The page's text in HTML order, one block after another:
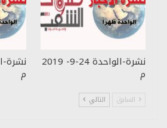
نشرة-الواحدة 24-9- 2019
م م
السابق التالي